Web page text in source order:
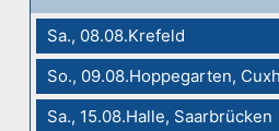
Sa., 08.08.Krefeld
So., 09.08.Hoppegarten,
Sa., 15.08.Halle, Saarbrücken